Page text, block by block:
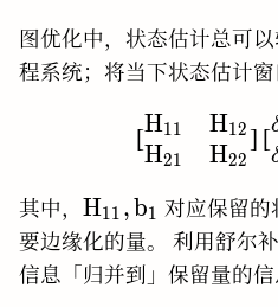
图优化中，状态估计总可
程系统；将当下状态估计
[H11
H21
H12
H22
] [
其中， \rm
H_{11},
b_1
H11 ,b1 对应保留
要边缘化的量。 利用舒尔
信息「归并到」保留量的信